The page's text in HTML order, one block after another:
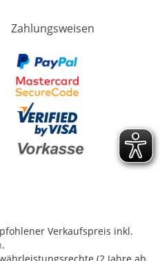
Zahlungsweisen
Verkaufspreis inkl.
.